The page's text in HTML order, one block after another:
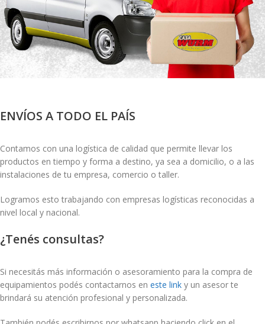
ENVÍOS A TODO EL PAÍS
Contamos con una logística de calidad que permite llevar los
productos en tiempo y forma a destino, ya sea a domicilio, o a las
instalaciones de tu empresa, comercio o taller.
Logramos esto trabajando con empresas logísticas reconocidas a
nivel local y nacional.
¿Tenés consultas?
Si necesitás más información o asesoramiento para la compra de
equipamientos podés contactarnos en este link y un asesor te
brindará su atención profesional y personalizada.